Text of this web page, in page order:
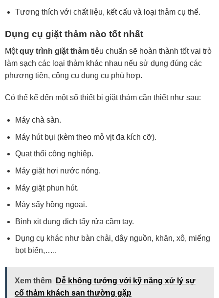
Tương thích với chất liệu, kết cấu và loại thảm cụ thể.
Dụng cụ giặt thảm nào tốt nhất
Mộtquy trình giặt thảm tiêu chuẩn sẽ hoàn thành tốt vai trò
làm sạch các loại thảm khác nhau nếu sử dụng đúng các
phương tiện, công cụ dụng cụ phù hợp.
Có thể kể đến một số thiết bị giặt thảm cần thiết như sau:
Máy chà sàn.
Máy hút bụi (kèm theo mỏ vịt đa kích cỡ).
Quạt thổi công nghiệp.
Máy giặt hơi nước nóng.
Máy giặt phun hút.
Máy sấy hồng ngoại.
Bình xịt dung dịch tẩy rửa cầm tay.
Dụng cụ khác như bàn chải, dây nguồn, khăn, xô, miếng
bọt biển,…..
Xem thêm
Dễ không tưởng với kỹ năng xử lý sự
cố thảm khách sạn thường gặp